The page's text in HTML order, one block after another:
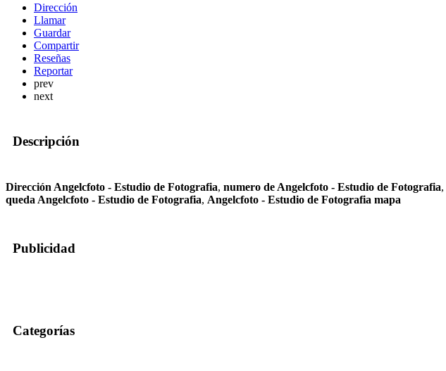
Dirección
Llamar
Guardar
Compartir
Reseñas
Reportar
prev
next
Descripción
Dirección Angelcfoto - Estudio de Fotografia, numero de Angelcfoto - Estudio de Fotografia,
queda Angelcfoto - Estudio de Fotografia, Angelcfoto - Estudio de Fotografia mapa
Publicidad
Categorías